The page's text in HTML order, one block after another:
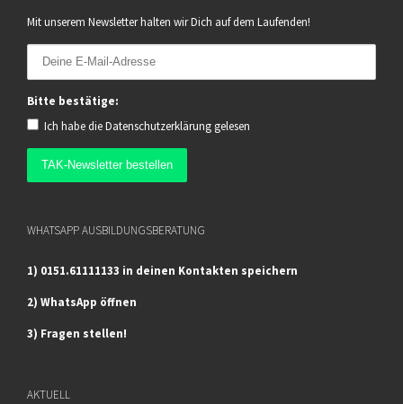
Mit unserem Newsletter halten wir Dich auf dem Laufenden!
Bitte bestätige:
Ich habe dieDatenschutzerklärung gelesen
WHATSAPP AUSBILDUNGSBERATUNG
1) 0151.61111133 in deinen Kontakten speichern
2) WhatsApp öffnen
3) Fragen stellen!
AKTUELL